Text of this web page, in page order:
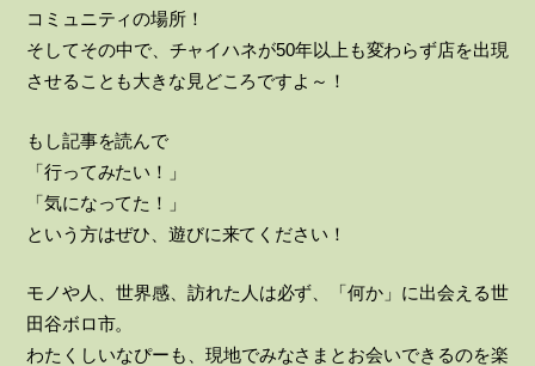
コミュニティの場所！
そしてその中で、チャイハネが50年以上も変わらず店を出現
させることも大きな見どころですよ～！
もし記事を読んで
「行ってみたい！」
「気になってた！」
という方はぜひ、遊びに来てください！
モノや人、世界感、訪れた人は必ず、「何か」に出会える世
田谷ボロ市。
わたくしいなぴーも、現地でみなさまとお会いできるのを楽